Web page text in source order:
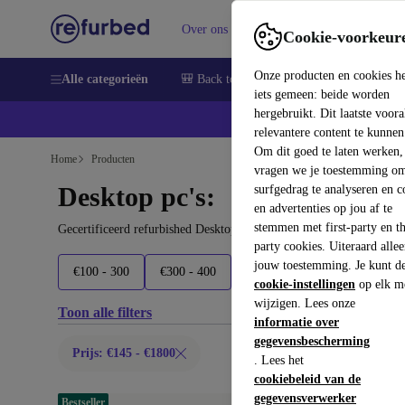
Cookie-
Onze producten en cookies
iets gemeen: beide worden
hergebruikt. Dit laatste
relevantere content te
Om dit goed te laten werken,
vragen we je toestemming
surfgedrag te analyseren en
en advertenties op jou af te
stemmen met first-party en
party cookies. Uiteraard
jouw toestemming. Je kunt
cookie-instellingen op elk
wijzigen. Lees onze
informatie over
gegevensbescherming
. Lees het
cookiebeleid van de
gegevensverwerker
Over ons Verkopen Support
Alle categorieën 🎒 Back to school Smartphones
Home Producten
Desktop pc's:
Gecertificeerd refurbished Desktop pc's onder 1800€ – bespaar
€100 - 300 €300 - 400 €400 - 500 €500 - 600
Toon alle filters
Prijs: €145 - €1800
Bestseller